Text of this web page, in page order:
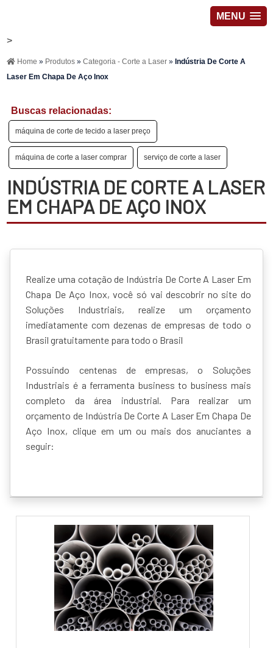
MENU
>
Home » Produtos»Categoria - Corte a Laser» Indústria De Corte A
Laser Em Chapa De Aço Inox
Buscas relacionadas:
máquina de corte de tecido a laser preço
máquina de corte a laser comprar serviço de corte a laser
INDÚSTRIA DE CORTE A LASER
EM CHAPA DE AÇO INOX
Realize uma cotação de Indústria De Corte A Laser Em
Chapa De Aço Inox, você só vai descobrir no site do
Soluções Industriais, realize um orçamento
imediatamente com dezenas de empresas de todo o
Brasil gratuitamente para todo o Brasil
Possuindo centenas de empresas, o Soluções
Industriais é a ferramenta business to business mais
completo da área industrial. Para realizar um
orçamento de Indústria De Corte A Laser Em Chapa De
Aço Inox, clique em um ou mais dos anuciantes a
seguir: